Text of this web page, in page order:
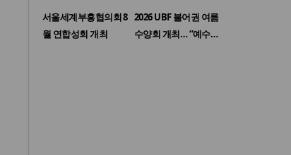
서울세계부흥협의회 8
월 연합성회 개최
2026 UBF 불어권 여름
수양회 개최… “예수…